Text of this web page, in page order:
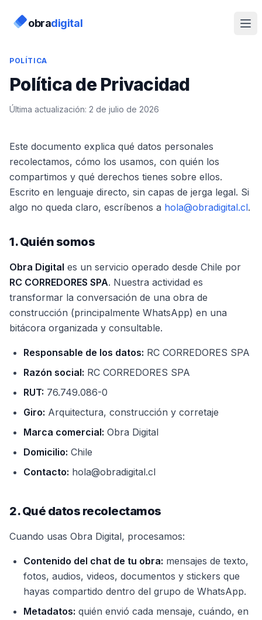
obradigital
POLÍTICA
Política de Privacidad
Última actualización: 2 de julio de 2026
Este documento explica qué datos personales
recolectamos, cómo los usamos, con quién los
compartimos y qué derechos tienes sobre ellos.
Escrito en lenguaje directo, sin capas de jerga legal. Si
algo no queda claro, escríbenos a hola@obradigital.cl.
1. Quién somos
Obra Digital es un servicio operado desde Chile por
RC CORREDORES SPA. Nuestra actividad es
transformar la conversación de una obra de
construcción (principalmente WhatsApp) en una
bitácora organizada y consultable.
Responsable de los datos: RC CORREDORES SPA
Razón social: RC CORREDORES SPA
RUT: 76.749.086-0
Giro: Arquitectura, construcción y corretaje
Marca comercial: Obra Digital
Domicilio: Chile
Contacto: hola@obradigital.cl
2. Qué datos recolectamos
Cuando usas Obra Digital, procesamos:
Contenido del chat de tu obra: mensajes de texto,
fotos, audios, videos, documentos y stickers que
hayas compartido dentro del grupo de WhatsApp.
Metadatos: quién envió cada mensaje, cuándo, en